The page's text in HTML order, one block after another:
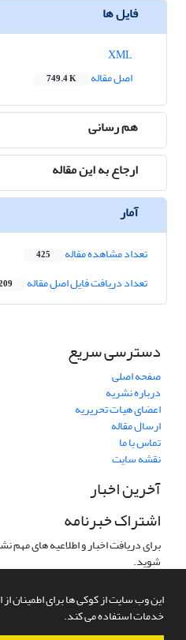
این وب سایت از کوکی ها برای اطمینان از
خدمات استفاده می کند.
فایل ها
اصل مقاله
749.4 K
هم رسانی
ارجاع به این مقاله
آمار
تعداد مشاهده مقاله 425
تعداد دریافت فایل اصل مقاله
دسترسی سریع
صفحه اصلی
درباره نشریه
اعضای هیات تحریریه
ارسال مقاله
تماس با ما
نقشه سایت
آخرین اخبار
اشتراک خبرنامه
برای دریافت اخبار و اطلاعیه های
شوید.